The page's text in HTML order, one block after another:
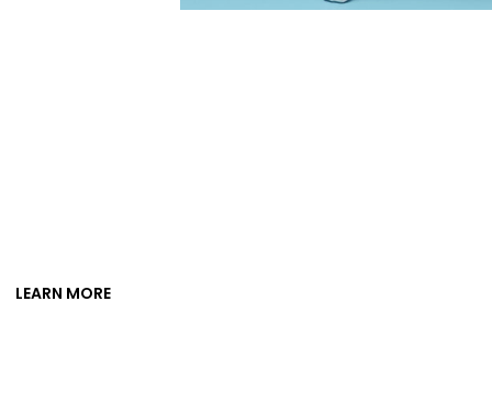
LEARN MORE